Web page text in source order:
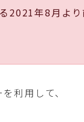
2021年8月よ
利用して、